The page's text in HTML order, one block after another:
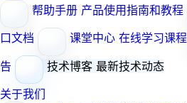
帮助手册 产品使用指南和教程
口文档
课堂中心 在线学习课程
告
技术博客 最新技术动态
关于我们